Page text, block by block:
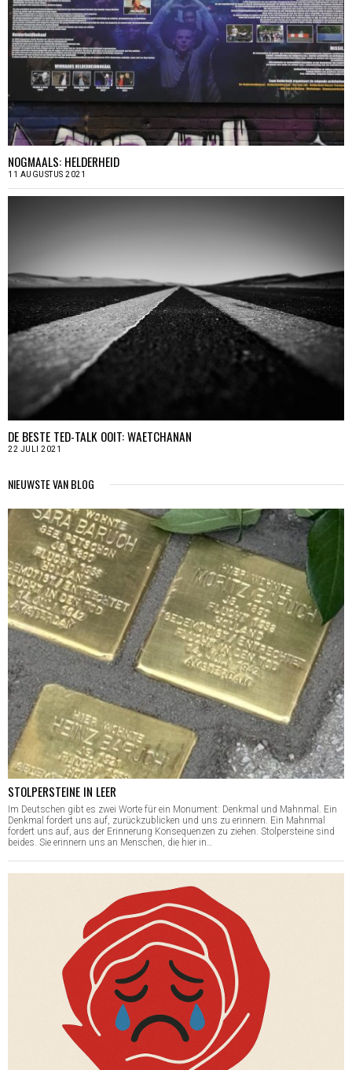
NOGMAALS: HELDERHEID
11 AUGUSTUS 2021
DE BESTE TED-TALK OOIT: WAETCHANAN
22 JULI 2021
NIEUWSTE VAN BLOG
STOLPERSTEINE IN LEER
Im Deutschen gibt es zwei Worte für ein Monument: Denkmal und Mahnmal. Ein
Denkmal fordert uns auf, zurückzublicken und uns zu erinnern. Ein Mahnmal
fordert uns auf, aus der Erinnerung Konsequenzen zu ziehen. Stolpersteine sind
beides. Sie erinnern uns an Menschen, die hier in…